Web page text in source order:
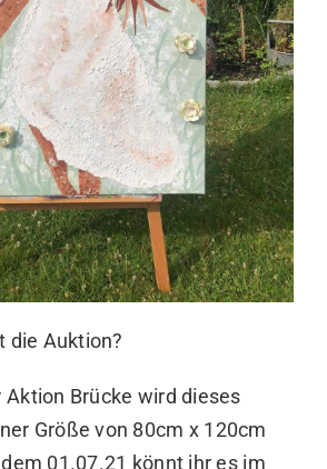
die Auktion?
Aktion Brücke wird dieses
Größe von 80cm x 120cm
01.07.21 könnt ihr es im